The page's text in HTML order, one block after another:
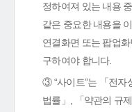
정하여져 있는 내용
같은 중요한 내용을
연결화면 또는 팝업
구하여야 합니다.
③ “사이트”는 「전자
법률」, 「약관의 규